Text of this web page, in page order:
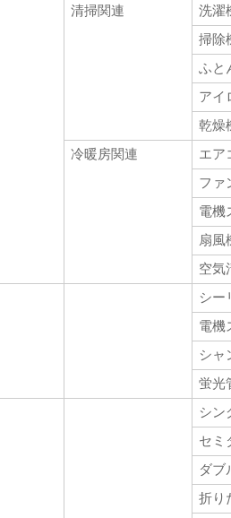
清掃関連
洗濯
掃除
ふと
アイ
乾燥
冷暖房関連
エア
ファ
電機
扇風
空気
シー
電機
シャ
蛍光
シン
セミ
ダブ
折り